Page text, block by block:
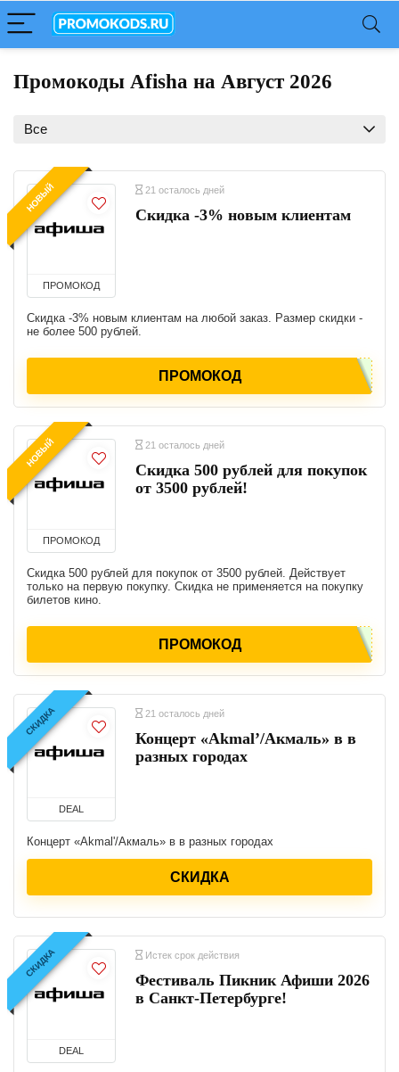
Промокоды Afisha на Август 2026
Все
НОВЫЙ
ПРОМОКОД
21 осталось дней
Скидка -3% новым клиентам
Скидка -3% новым клиентам на любой заказ. Размер скидки -
не более 500 рублей.
ПРОМОКОД
НОВЫЙ
ПРОМОКОД
21 осталось дней
Скидка 500 рублей для покупок
от 3500 рублей!
Скидка 500 рублей для покупок от 3500 рублей. Действует
только на первую покупку. Скидка не применяется на покупку
билетов кино.
ПРОМОКОД
СКИДКА
DEAL
21 осталось дней
Концерт «Akmal’/Акмаль» в в
разных городах
Концерт «Akmal'/Акмаль» в в разных городах
СКИДКА
СКИДКА
DEAL
Истек срок действия
Фестиваль Пикник Афиши 2026
в Санкт-Петербурге!